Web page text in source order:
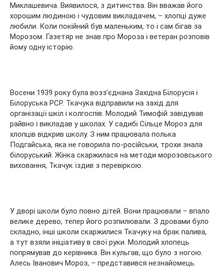
Миклашевича. Виявилося, з дитинства. Він вважав його
хорошим людиною і чудовим викладачем, – хлопці дуже
любили. Коли покійний був маленьким, то і сам бігав за
Морозом. Газетяр не знав про Мороза і ветеран розповів
йому одну історію.
Восени 1939 року була возз’єднана Західна Білорусія і
Білоруська РСР. Ткачука відправили на захід для
організації шкіл і колгоспів. Молодий Тимофій завідував
райвно і викладав у школах. У садибі Сільце Мороз для
хлопців відкрив школу. З ним працювала полька
Подгайська, яка не говорила по-російськи, трохи знала
білоруський. Жінка скаржилася на методи морозовського
виховання, Ткачук їздив з перевіркою.
У дворі школи було повно дітей. Вони працювали – впало
велике дерево, тепер його розпилювали. З дровами було
складно, інші школи скаржилися Ткачуку на брак палива,
а тут взяли ініціативу в свої руки. Молодий хлопець
попрямував до керівника. Він кульгав, що було з ногою.
Алесь Іванович Мороз, – представився незнайомець.